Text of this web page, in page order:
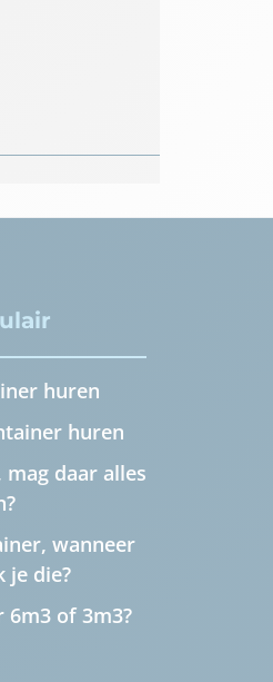
huren
huren
daar alles
wanneer
je die?
6m3 of 3m3?